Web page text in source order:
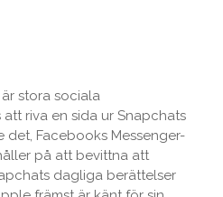
stora sociala
riva en sida ur Snapchats
det, Facebooks Messenger-
på att bevittna att
dagliga berättelser